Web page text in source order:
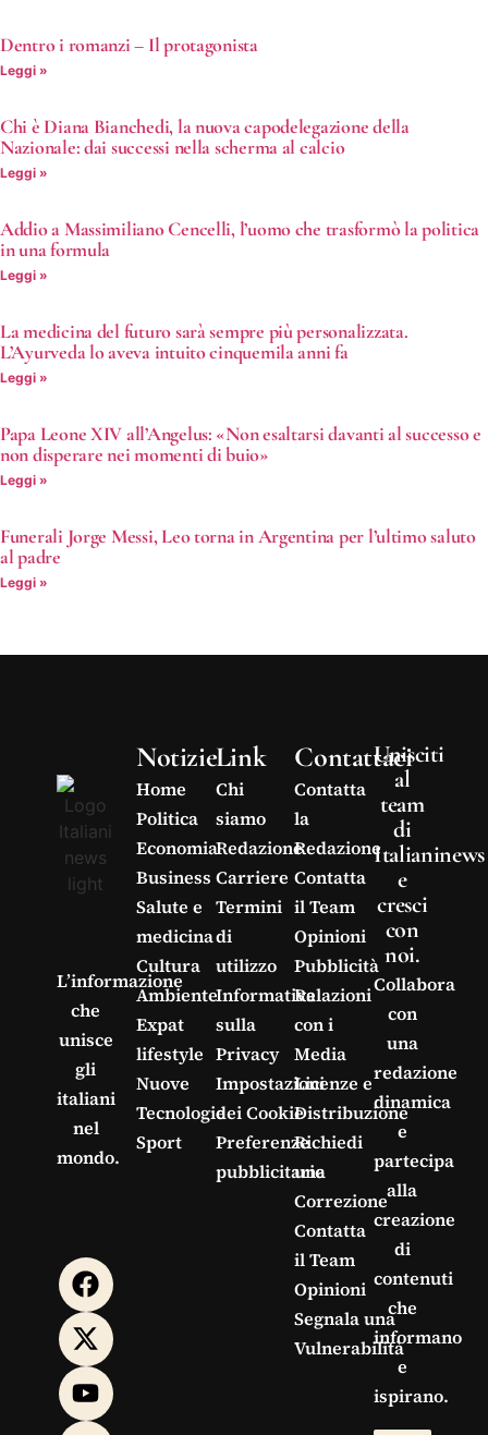
Dentro i romanzi – Il protagonista
Leggi »
Chi è Diana Bianchedi, la nuova capodelegazione della
Nazionale: dai successi nella scherma al calcio
Leggi »
Addio a Massimiliano Cencelli, l’uomo che trasformò la politica
in una formula
Leggi »
La medicina del futuro sarà sempre più personalizzata.
L’Ayurveda lo aveva intuito cinquemila anni fa
Leggi »
Papa Leone XIV all’Angelus: «Non esaltarsi davanti al successo e
non disperare nei momenti di buio»
Leggi »
Funerali Jorge Messi, Leo torna in Argentina per l’ultimo saluto
al padre
Leggi »
L’informazione
che
unisce
gli
italiani
nel
mondo.
Notizie
Home
Politica
Economia
Business
Salute e
medicina
Cultura
Ambiente
Expat
lifestyle
Nuove
Tecnologie
Sport
Link
Chi
siamo
Redazione
Carriere
Termini
di
utilizzo
Informativa
sulla
Privacy
Impostazioni
dei Cookie
Preferenze
pubblicitarie
Contattaci
Contatta
la
Redazione
Contatta
il Team
Opinioni
Pubblicità
Relazioni
con i
Media
Licenze e
Distribuzione
Richiedi
una
Correzione
Contatta
il Team
Opinioni
Segnala una
Vulnerabilità
Unisciti
al
team
di
Italianinews
e
cresci
con
noi.
Collabora
con
una
redazione
dinamica
e
partecipa
alla
creazione
di
contenuti
che
informano
e
ispirano.